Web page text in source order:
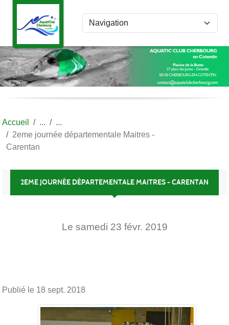
Accueil
2eme journée départementale Maitres -
Carentan
2EME JOURNÉE DÉPARTEMENTALE MAITRES - CARENTAN
Le samedi 23 févr. 2019
Publié le 18 sept. 2018
Panneau de gestion des cookies